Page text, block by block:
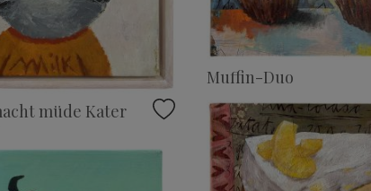
müde Kater
Muffin-Duo